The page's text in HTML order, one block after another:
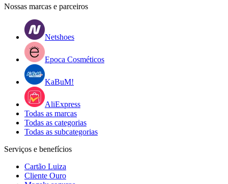
Nossas marcas e parceiros
Netshoes
Epoca Cosméticos
KaBuM!
AliExpress
Todas as marcas
Todas as categorias
Todas as subcategorias
Serviços e benefícios
Cartão Luiza
Cliente Ouro